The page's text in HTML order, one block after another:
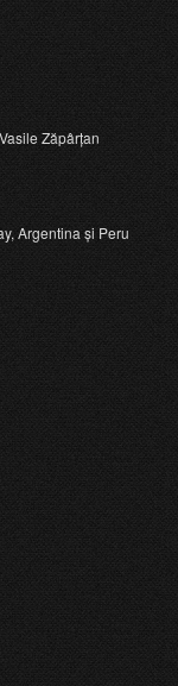
Zăpârțan
Argentina și Peru